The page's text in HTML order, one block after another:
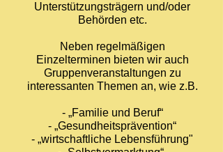
Unterstützungsträgern und/oder
Behörden etc.
Neben regelmäßigen
Einzelterminen bieten wir auch
Gruppenveranstaltungen zu
interessanten Themen an, wie z.B.
- „Familie und Beruf“
- „Gesundheitsprävention“
- „wirtschaftliche Lebensführung"